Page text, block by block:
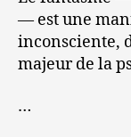
— est une
inconsciente,
majeur de la
…